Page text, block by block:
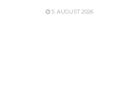
5. AUGUST 2026